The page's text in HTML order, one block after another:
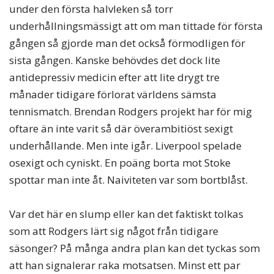
under den första halvleken så torr
underhållningsmässigt att om man tittade för första
gången så gjorde man det också förmodligen för
sista gången. Kanske behövdes det dock lite
antidepressiv medicin efter att lite drygt tre
månader tidigare förlorat världens sämsta
tennismatch. Brendan Rodgers projekt har för mig
oftare än inte varit så där överambitiöst sexigt
underhållande. Men inte igår. Liverpool spelade
osexigt och cyniskt. En poäng borta mot Stoke
spottar man inte åt. Naiviteten var som bortblåst.
Var det här en slump eller kan det faktiskt tolkas
som att Rodgers lärt sig något från tidigare
säsonger? På många andra plan kan det tyckas som
att han signalerar raka motsatsen. Minst ett par